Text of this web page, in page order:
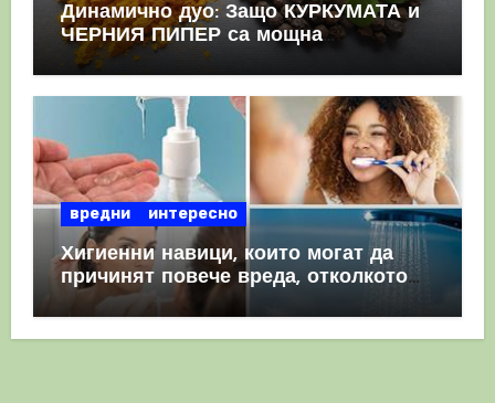
Динамично дуо: Защо КУРКУМАТА и
ЧЕРНИЯ ПИПЕР са мощна
комбинация
вредни интересно
Хигиенни навици, които могат да
причинят повече вреда, отколкото
полза